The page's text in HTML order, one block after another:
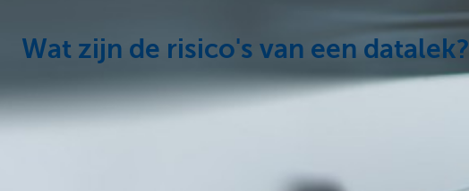
Wat zijn de risico's van een datalek?